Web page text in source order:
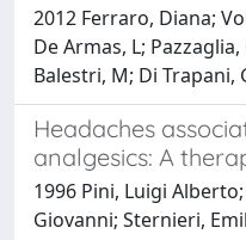
2012 Ferraro, Diana;
De Armas, L;
Balestri, M; Di Trapani,
Headaches
analgesics: A
1996 Pini, Luigi
Giovanni; Sternieri,